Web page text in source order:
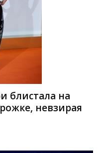
блистала на
невзирая